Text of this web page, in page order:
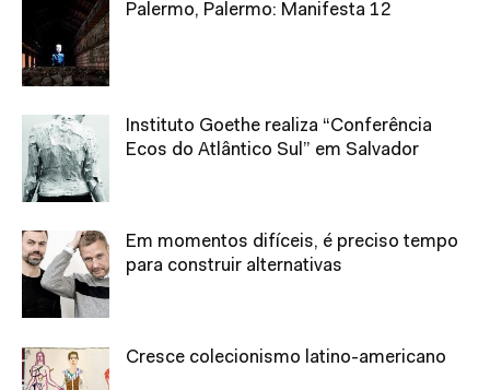
Palermo, Palermo: Manifesta 12
Instituto Goethe realiza “Conferência
Ecos do Atlântico Sul” em Salvador
Em momentos difíceis, é preciso tempo
para construir alternativas
Cresce colecionismo latino-americano